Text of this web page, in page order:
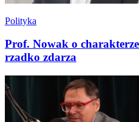
Polityka
Prof. Nowak o
rzadko zdarza